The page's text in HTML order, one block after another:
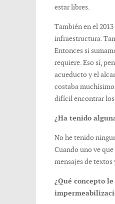
estar libres.
También en el
infraestructura.
Entonces si
requiere. Eso sí,
acueducto y el
costaba
difícil encontrar los
¿Ha tenido
No he tenido
Cuando uno ve
mensajes de
¿Qué concepto